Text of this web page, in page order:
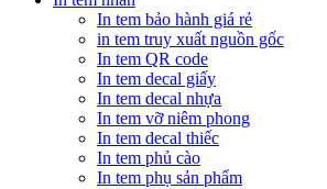
In tem bảo hành giá rẻ
in tem truy xuất nguồn gốc
In tem QR code
In tem decal giấy
In tem decal nhựa
In tem vỡ niêm phong
In tem decal thiếc
In tem phủ cào
In tem phụ sản phẩm